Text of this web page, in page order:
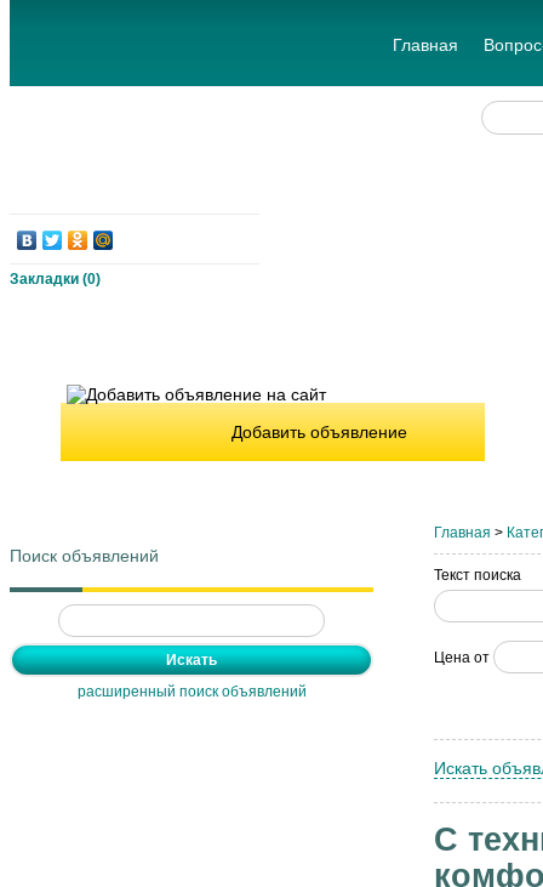
Главная
Закладки (0)
Добавить объявление
Поиск объявлений
расширенный поиск объявлений
Главная >
Текст поиска
Цена от
Искать
С